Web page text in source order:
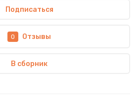
Подписаться
0 Отзывы
В сборник